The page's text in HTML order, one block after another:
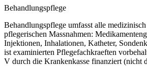
Behandlungspflege
Behandlungspflege umfasst alle
pflegerischen Massnahmen:
Injektionen, Inhalationen, Katheter,
ist examinierten Pflegefachkraeften
V durch die Krankenkasse finanziert (nicht